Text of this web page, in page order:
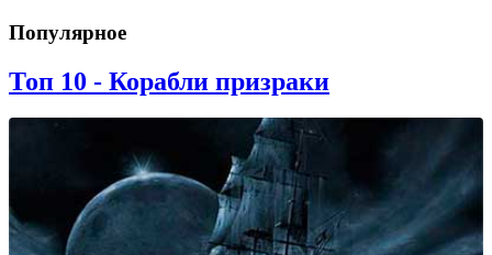
Популярное
Топ 10 - Корабли призраки